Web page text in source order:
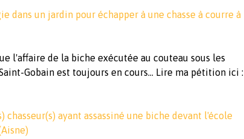
dans un jardin pour échapper à une chasse à courre à
l'affaire de la biche exécutée au couteau sous les
Gobain est toujours en cours... Lire ma pétition ici :
ayant assassiné une biche devant l'école